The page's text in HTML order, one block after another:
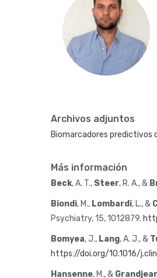
Archivos adjuntos
Biomarcadores predictivos
Más información
Beck, A. T., Steer, R. A., &
Biondi, M., Lombardi, L., &
Psychiatry, 15, 1012879.
Bomyea, J., Lang, A. J., &
https://doi.org/10.1016/
Hansenne, M., &